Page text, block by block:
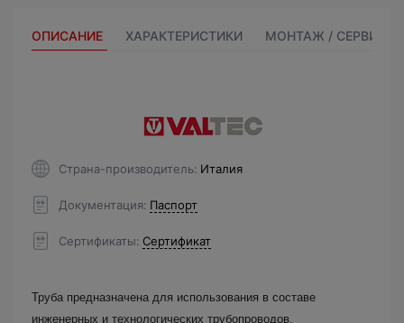
ОПИСАНИЕ ХАРАКТЕРИСТИКИ МОНТАЖ / СЕРВИС
Страна-производитель Италия
Документация Паспорт
Сертификаты Сертификат
Труба предназначена для использования в составе
инженерных и технологических трубопроводов,